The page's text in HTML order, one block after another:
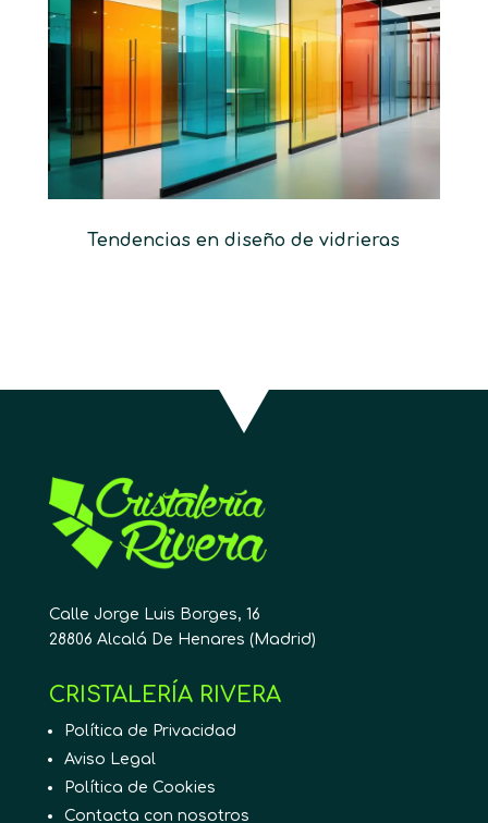
Tendencias en diseño de vidrieras
Calle Jorge Luis Borges, 16
28806 Alcalá De Henares (Madrid)
CRISTALERÍA RIVERA
Política de Privacidad
Aviso Legal
Política de Cookies
Contacta con nosotros